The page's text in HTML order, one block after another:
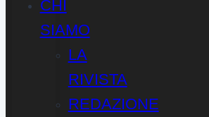
CHI
SIAMO
LA
RIVISTA
REDAZIONE